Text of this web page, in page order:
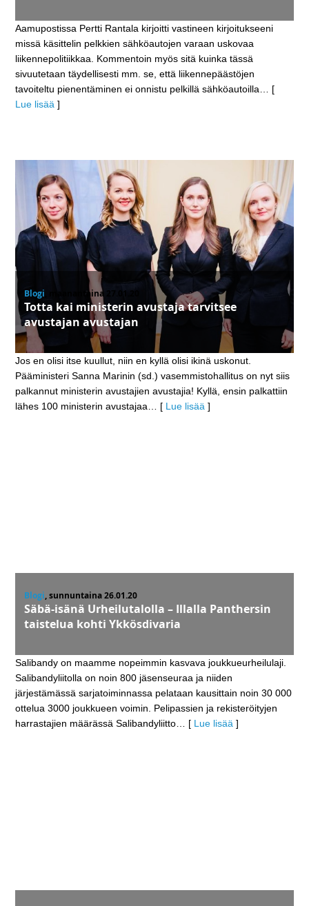
Aamupostissa Pertti Rantala kirjoitti vastineen kirjoitukseeni
missä käsittelin pelkkien sähköautojen varaan uskovaa
liikennepolitiikkaa. Kommentoin myös sitä kuinka tässä
sivuutetaan täydellisesti mm. se, että liikennepäästöjen
tavoiteltu pienentäminen ei onnistu pelkillä sähköautoilla … [
Lue lisää ]
Blogi , maanantaina 27.01.20
‪Totta kai ministerin avustaja tarvitsee
avustajan avustajan‬
Jos en olisi itse kuullut, niin en kyllä olisi ikinä uskonut.
Pääministeri Sanna Marinin (sd.) vasemmistohallitus on nyt siis
palkannut ministerin avustajien avustajia! Kyllä, ensin palkattiin
lähes 100 ministerin avustajaa … [ Lue lisää ]
Blogi, sunnuntaina 26.01.20
Säbä-isänä Urheilutalolla – Illalla Panthersin
taistelua kohti Ykkösdivaria
Salibandy on maamme nopeimmin kasvava joukkueurheilulaji.
Salibandyliitolla on noin 800 jäsenseuraa ja niiden
järjestämässä sarjatoiminnassa pelataan kausittain noin 30 000
ottelua 3000 joukkueen voimin. Pelipassien ja rekisteröityjen
harrastajien määrässä Salibandyliitto … [ Lue lisää ]